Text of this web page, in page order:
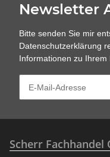
Newsletter
Bitte senden Sie mir
Datenschutzerklärung
Informationen zu Ihrem
Scherr Fachhandel